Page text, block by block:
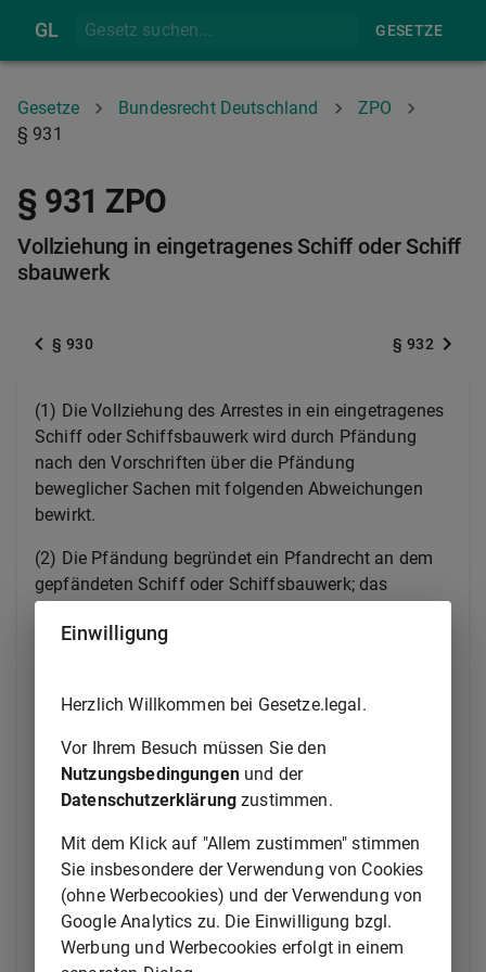
GL GESETZE
Gesetze Bundesrecht Deutschland
ZPO
§ 931
§ 931 ZPO
Vollziehung in eingetragenes Schiff oder Schiff
sbauwerk
§ 930 § 932
(1) Die Vollziehung des Arrestes in ein eingetragenes
Schiff oder Schiffsbauwerk wird durch Pfändung
nach den Vorschriften über die Pfändung
beweglicher Sachen mit folgenden Abweichungen
bewirkt.
(2) Die Pfändung begründet ein Pfandrecht an dem
gepfändeten Schiff oder Schiffsbauwerk; das
Pfandrecht gewährt dem Gläubiger im Verhältnis zu
anderen Rechten dieselben Rechte wie eine
(3) Die Pfändung wird auf Antrag des Gläubigers
angeordnet; das Gericht hat zugleich das
Registergericht um die Eintragung einer Vormerkung
zur Sicherung des Arrestpfandrechts in das
Schiffsregister oder Schiffsbauregister zu ersuchen;
die Vormerkung erlischt, wenn die Vollziehung des
Arrestes unstatthaft wird.
(4) Der Gerichtsvollzieher hat bei der Vornahme der
Pfändung das Schiff oder Schiffsbauwerk in
Einwilligung
Herzlich Willkommen bei Gesetze.legal.
Vor Ihrem Besuch müssen Sie den
Nutzungsbedingungenund der
Datenschutzerklärung zustimmen.
Mit dem Klick auf "Allem zustimmen" stimmen
Sie insbesondere der Verwendung von Cookies
(ohne Werbecookies) und der Verwendung von
Google Analytics zu. Die Einwilligung bzgl.
Werbung und Werbecookies erfolgt in einem